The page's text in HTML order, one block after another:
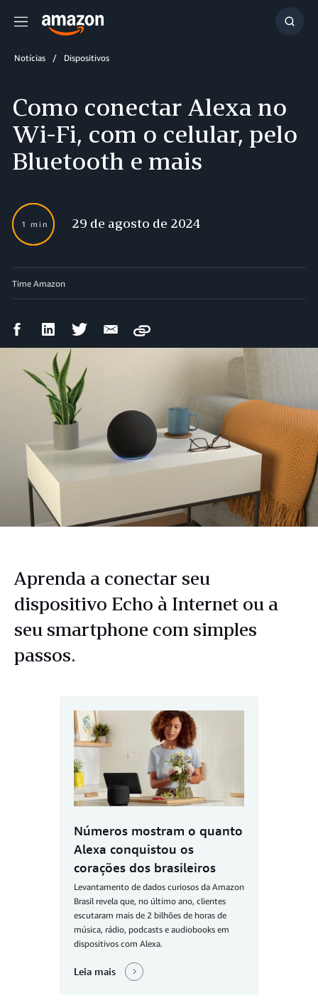
Menu
Notícias Dispositivos
Como conectar Alexa no
Wi-Fi, com o celular, pelo
Bluetooth e mais
1 min 29 de agosto de 2024
Time Amazon
Compartilhar
Facebook
Compartilhar
LinkedIn
CompartilharCompartilhar
Copy
Aprenda a conectar seu
dispositivo Echo à Internet ou a
seu smartphone com simples
passos.
Números mostram o quanto
Alexa conquistou os
corações dos brasileiros
Levantamento de dados curiosos da Amazon
Brasil revela que, no último ano, clientes
escutaram mais de 2 bilhões de horas de
música, rádio, podcasts e audiobooks em
dispositivos com Alexa.
Leia mais